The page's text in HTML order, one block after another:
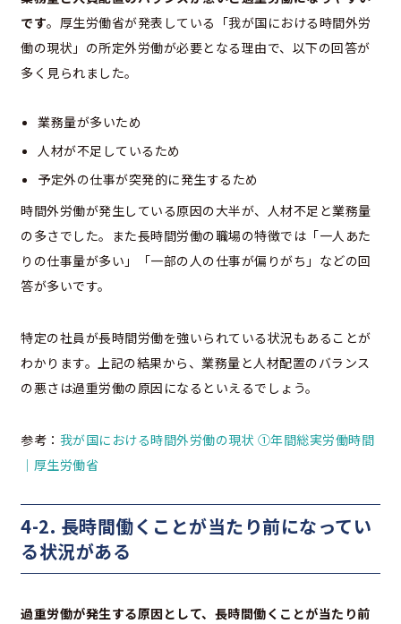
です。厚生労働省が発表している「我が国における時間外労
働の現状」の所定外労働が必要となる理由で、以下の回答が
多く見られました。
業務量が多いため
人材が不足しているため
予定外の仕事が突発的に発生するため
時間外労働が発生している原因の大半が、人材不足と業務量
の多さでした。また長時間労働の職場の特徴では「一人あた
りの仕事量が多い」「一部の人の仕事が偏りがち」などの回
答が多いです。
特定の社員が長時間労働を強いられている状況もあることが
わかります。上記の結果から、業務量と人材配置のバランス
の悪さは過重労働の原因になるといえるでしょう。
参考： 我が国における時間外労働の現状 ①年間総実労働時間
｜厚生労働省
4-2. 長時間働くことが当たり前になってい
る状況がある
過重労働が発生する原因として、長時間働くことが当たり前